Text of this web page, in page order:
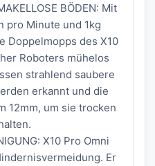
BÖDEN: Mit
pro Minute und 1kg
Doppelmopps des X10
Roboters mühelos
strahlend saubere
erkannt und die
12mm, um sie trocken
X10 Pro Omni
Er